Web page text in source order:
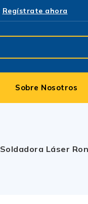
Regístrate ahora
Sobre Nosotros
Soldadora Láser